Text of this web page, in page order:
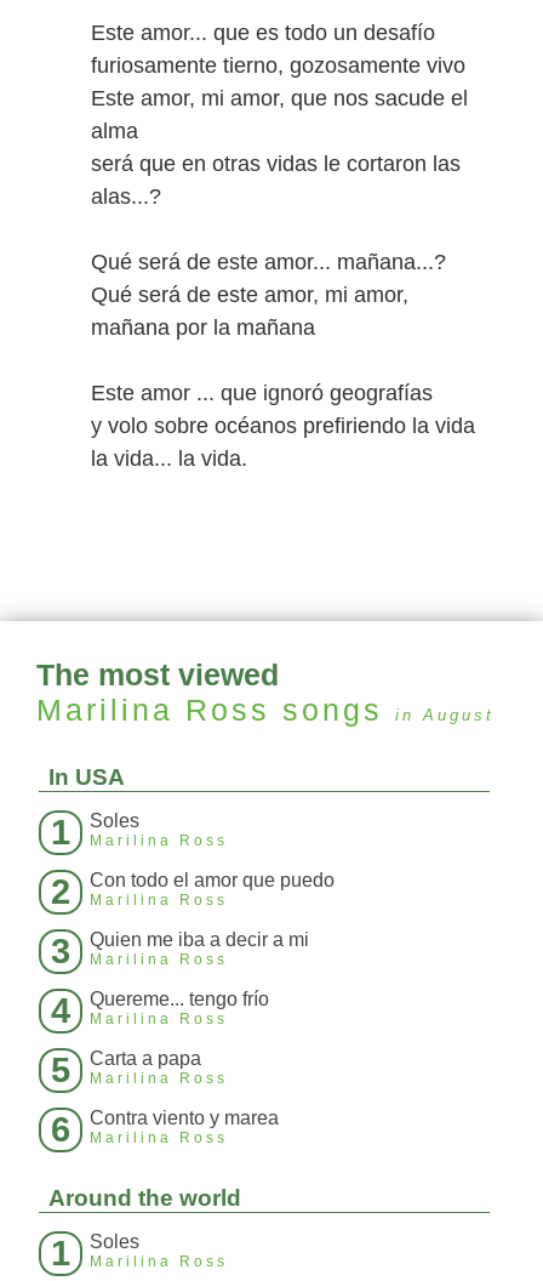
Este amor... que es todo un desafío
furiosamente tierno, gozosamente vivo
Este amor, mi amor, que nos sacude el
alma
será que en otras vidas le cortaron las
alas...?
Qué será de este amor... mañana...?
Qué será de este amor, mi amor,
mañana por la mañana
Este amor ... que ignoró geografías
y volo sobre océanos prefiriendo la vida
la vida... la vida.
The most viewed
Marilina Ross songs in August
In USA
1 Soles
Marilina Ross
2 Con todo el amor que puedo
Marilina Ross
3 Quien me iba a decir a mi
Marilina Ross
4 Quereme... tengo frío
Marilina Ross
5 Carta a papa
Marilina Ross
6 Contra viento y marea
Marilina Ross
Around the world
1 Soles
Marilina Ross